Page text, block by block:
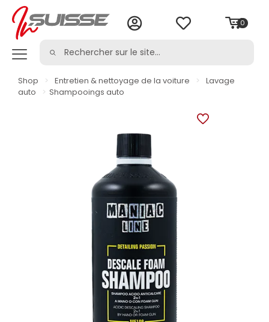
0
Shop > Entretien & nettoyage de la voiture >
Lavage
auto
> Shampooings auto